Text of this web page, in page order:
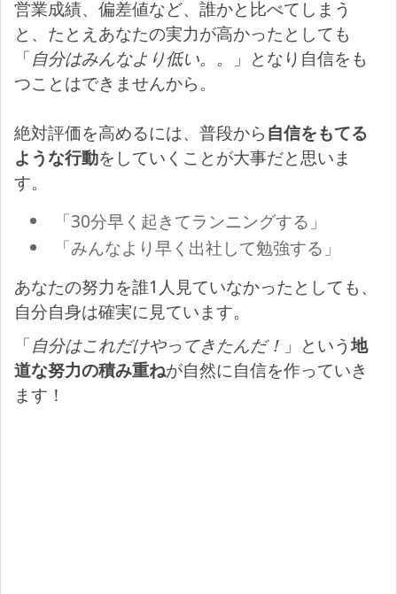
営業成績、偏差値など、誰かと比べてしまう
と、たとえあなたの実力が高かったとしても
「自分はみんなより低い。。
」となり自信をも
つことはできませんから。
絶対評価を高めるには、普段から自信をもてる
ような行動をしていくことが大事だと思いま
す。
「30分早く起きてランニングする」
「みんなより早く出社して勉強する」
あなたの努力を誰1人見ていなかったとしても、
自分自身は確実に見ています。
「自分はこれだけやってきたんだ！ 」という地
道な努力の積み重ねが自然に自信を作っていき
ます！